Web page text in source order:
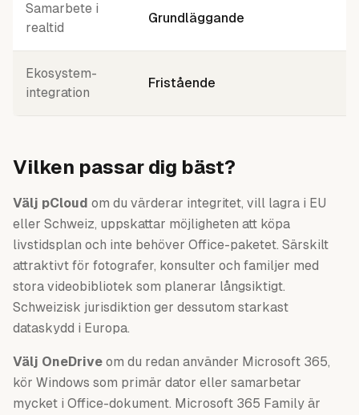
Samarbete i
realtid
Grundläggande
Ekosystem-
integration
Fristående
Vilken passar dig bäst?
Välj pCloud om du värderar integritet, vill lagra i EU
eller Schweiz, uppskattar möjligheten att köpa
livstidsplan och inte behöver Office-paketet. Särskilt
attraktivt för fotografer, konsulter och familjer med
stora videobibliotek som planerar långsiktigt.
Schweizisk jurisdiktion ger dessutom starkast
dataskydd i Europa.
Välj OneDrive om du redan använder Microsoft 365,
kör Windows som primär dator eller samarbetar
mycket i Office-dokument. Microsoft 365 Family är